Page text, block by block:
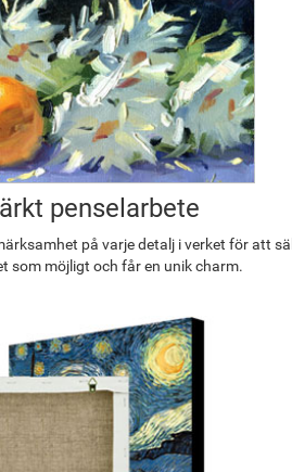
penselarbete
på varje detalj i verket för att
som möjligt och får en unik charm.